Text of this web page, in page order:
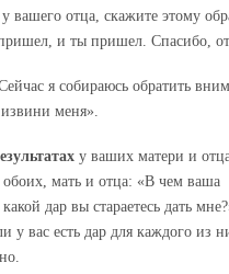
вашего отца, скажите этому
и ты пришел. Спасибо,
я собираюсь обратить
меня».
у ваших матери и
обоих, мать и отца: «В чем ваша
дар вы стараетесь дать
у вас есть дар для каждого из